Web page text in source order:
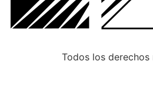
Todos los derechos